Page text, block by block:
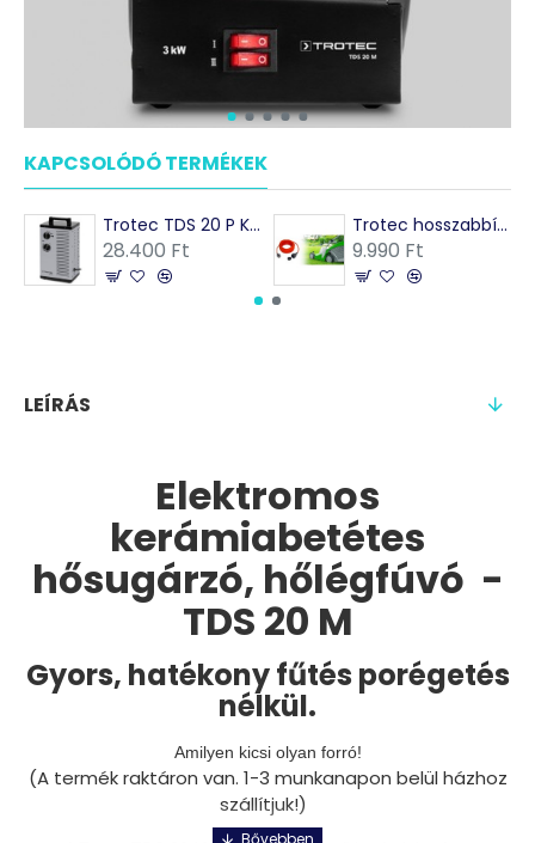
KAPCSOLÓDÓ TERMÉKEK
Trotec TDS 20 P Kerámiabetétes hősugárzó 3 kW
28.400 Ft
Trotec hosszabbítókábel 230V (16A)
9.990 Ft
LEÍRÁS
Elektromos
kerámiabetétes
hősugárzó, hőlégfúvó -
TDS 20 M
Gyors, hatékony fűtés porégetés
nélkül.
Amilyen kicsi olyan forró!
(A termék raktáron van. 1-3 munkanapon belül házhoz
szállítjuk!)